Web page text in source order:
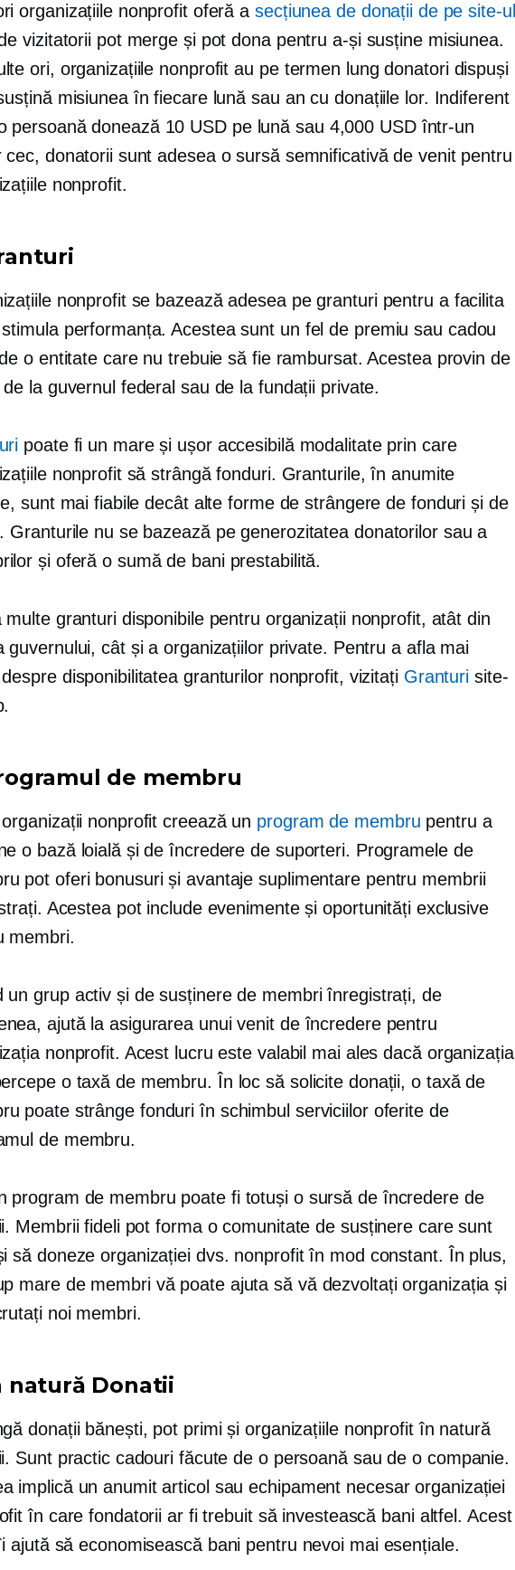
organizațiile nonprofit oferă a secțiunea de donații de pe site-ul
vizitatorii pot merge și pot dona pentru a-și susține misiunea.
ori, organizațiile nonprofit au pe termen lung donatori dispuși
misiunea în fiecare lună sau an cu donațiile lor. Indiferent
persoană donează 10 USD pe lună sau 4,000 USD într-un
cec, donatorii sunt adesea o sursă semnificativă de venit pentru
nonprofit.
nonprofit se bazează adesea pe granturi pentru a facilita
performanța. Acestea sunt un fel de premiu sau cadou
o entitate care nu trebuie să fie rambursat. Acestea provin de
de la guvernul federal sau de la fundații private.
poate fi un mare și ușor accesibilămodalitate prin care
nonprofit să strângă fonduri. Granturile, în anumite
sunt mai fiabile decât alte forme de strângere de fonduri și de
Granturile nu se bazează pe generozitatea donatorilor sau a
și oferă o sumă de bani prestabilită.
multe granturi disponibile pentru organizații nonprofit, atât din
guvernului, cât și a organizațiilor private. Pentru a afla mai
disponibilitatea granturilor nonprofit, vizitați Granturi site-
de membru
nonprofit creează un program de membru pentru a
o bază loială și de încredere de suporteri. Programele de
pot oferi bonusuri și avantaje suplimentare pentru membrii
Acestea pot include evenimente și oportunități exclusive
membri.
un grup activ și de susținere de membri înregistrați, de
ajută la asigurarea unui venit de încredere pentru
nonprofit. Acest lucru este valabil mai ales dacă organizația
o taxă de membru. În loc să solicite donații, o taxă de
poate strânge fonduri în schimbul serviciilor oferite de
de membru.
program de membru poate fi totuși o sursă de încredere de
Membrii fideli pot forma o comunitate de susținere care sunt
să doneze organizației dvs. nonprofit în mod constant. În plus,
mare de membri vă poate ajuta să vă dezvoltați organizația și
noi membri.
natură Donatii
donații bănești, pot primi și organizațiile nonprofitîn natură
Sunt practic cadouri făcute de o persoană sau de o companie.
implică un anumit articol sau echipament necesar organizației
în care fondatorii ar fi trebuit să investească bani altfel. Acest
ajută să economisească bani pentru nevoi mai esențiale.